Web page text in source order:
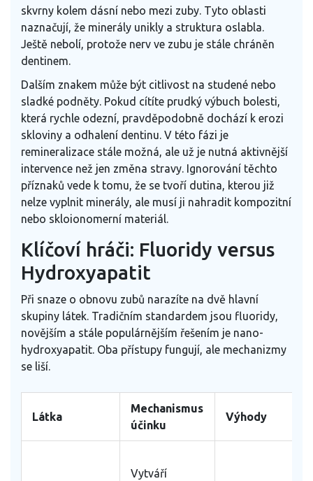
skvrny kolem dásní nebo mezi zuby. Tyto oblasti
naznačují, že minerály unikly a struktura oslabla.
Ještě nebolí, protože nerv ve zubu je stále chráněn
dentinem.
Dalším znakem může být citlivost na studené nebo
sladké podněty. Pokud cítíte prudký výbuch bolesti,
která rychle odezní, pravděpodobně dochází k erozi
skloviny a odhalení dentinu. V této fázi je
remineralizace stále možná, ale už je nutná aktivnější
intervence než jen změna stravy. Ignorování těchto
příznaků vede k tomu, že se tvoří dutina, kterou již
nelze vyplnit minerály, ale musí ji nahradit kompozitní
nebo skloionomerní materiál.
Klíčoví hráči: Fluoridy versus
Hydroxyapatit
Při snaze o obnovu zubů narazíte na dvě hlavní
skupiny látek. Tradičním standardem jsou fluoridy,
novějším a stále populárnějším řešením je nano-
hydroxyapatit. Oba přístupy fungují, ale mechanizmy
se liší.
Látka
Mechanismus
účinku
Výhody
Vytváří